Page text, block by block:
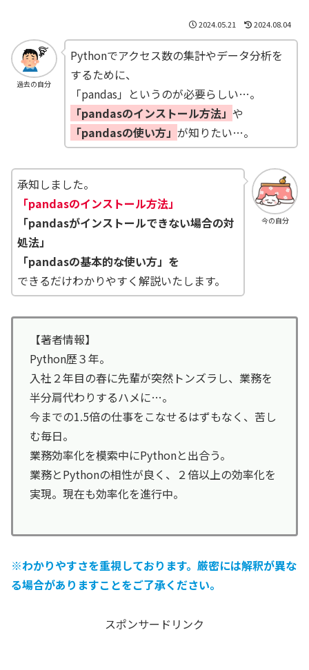
2024.05.21 2024.08.04
過去の自分
Pythonでアクセス数の集計やデータ分析を
するために、
「pandas」というのが必要らしい…。
「pandasのインストール方法」 や
「pandasの使い方」 が知りたい…。
今の自分
承知しました。
「pandasのインストール方法」
「pandasがインストールできない場合の対
処法」
「pandasの基本的な使い方」を
できるだけわかりやすく解説いたします。
【著者情報】
Python歴３年。
入社２年目の春に先輩が突然トンズラし、業務を
半分肩代わりするハメに…。
今までの1.5倍の仕事をこなせるはずもなく、苦し
む毎日。
業務効率化を模索中にPythonと出合う。
業務とPythonの相性が良く、２倍以上の効率化を
実現。現在も効率化を進行中。
※わかりやすさを重視しております。厳密には解釈が異な
る場合がありますことをご了承ください。
スポンサードリンク